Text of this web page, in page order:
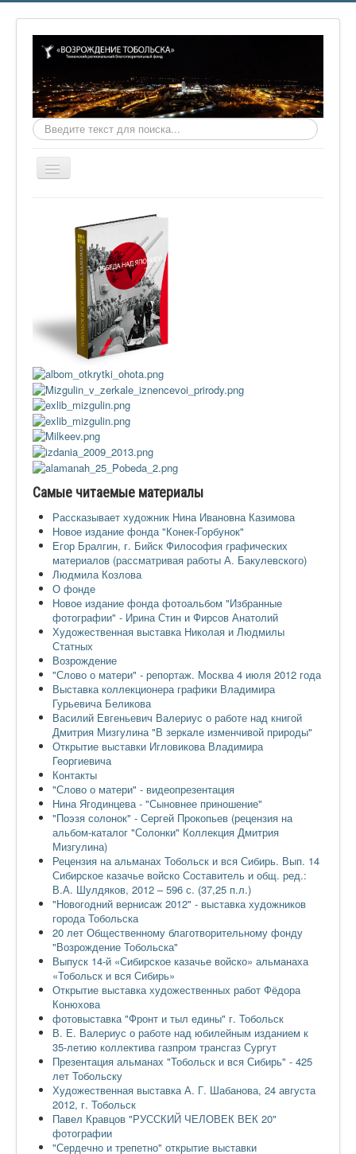
Искать...
Включить/
О фонде
Онлайн библиотека
Видеоматериалы
Контакты
Сайт проекта Достоевский
Ермаковополе.рф
Самые читаемые материалы
Рассказывает художник Нина Ивановна Казимова
Новое издание фонда "Конек-Горбунок"
Егор Бралгин, г. Бийск Философия графических
материалов (рассматривая работы А. Бакулевского)
Людмила Козлова
О фонде
Новое издание фонда фотоальбом "Избранные
фотографии" - Ирина Стин и Фирсов Анатолий
Художественная выставка Николая и Людмилы
Статных
Возрождение
"Слово о матери" - репортаж. Москва 4 июля 2012 года
Выставка коллекционера графики Владимира
Гурьевича Беликова
Василий Евгеньевич Валериус о работе над книгой
Дмитрия Мизгулина "В зеркале изменчивой природы"
Открытие выставки Игловикова Владимира
Георгиевича
Контакты
"Слово о матери" - видеопрезентация
Нина Ягодинцева - "Сыновнее приношение"
"Поэзя солонок" - Сергей Прокопьев (рецензия на
альбом-каталог "Солонки" Коллекция Дмитрия
Мизгулина)
Рецензия на альманах Тобольск и вся Сибирь. Вып. 14
Сибирское казачье войско Составитель и общ. ред.:
В.А. Шулдяков, 2012 – 596 с. (37,25 п.л.)
"Новогодний вернисаж 2012" - выставка художников
города Тобольска
20 лет Общественному благотворительному фонду
"Возрождение Тобольска"
Выпуск 14-й «Сибирское казачье войско» альманаха
«Тобольск и вся Сибирь»
Открытие выставка художественных работ Фёдора
Конюхова
фотовыставка "Фронт и тыл едины" г. Тобольск
В. Е. Валериус о работе над юбилейным изданием к
35-летию коллектива газпром трансгаз Сургут
Презентация альманах "Тобольск и вся Сибирь" - 425
лет Тобольску
Художественная выставка А. Г. Шабанова, 24 августа
2012, г. Тобольск
Павел Кравцов "РУССКИЙ ЧЕЛОВЕК ВЕК 20"
фотографии
"Сердечно и трепетно" открытие выставки